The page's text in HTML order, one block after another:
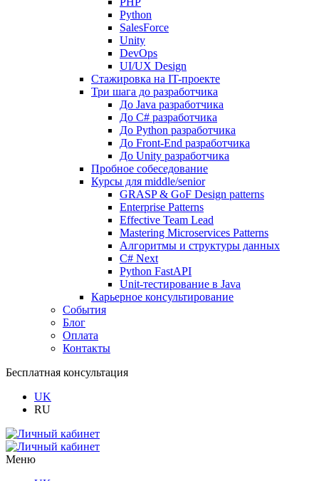
Python
SalesForce
Unity
DevOps
UI/UX Design
Стажировка на IT-проекте
Три шага до разработчика
До Java разработчика
До C# разработчика
До Python разработчика
До Front-End разработчика
До Unity разработчика
Пробное собеседование
Курсы для middle/senior
GRASP & GoF Design patterns
Enterprise Patterns
Effective Team Lead
Mastering Microservices Patterns
Алгоритмы и структуры данных
C# Next
Python FastAPI
Unit-тестирование в Java
Карьерное консультирование
События
Блог
Оплата
Контакты
Бесплатная консультация
UK
RU
Меню